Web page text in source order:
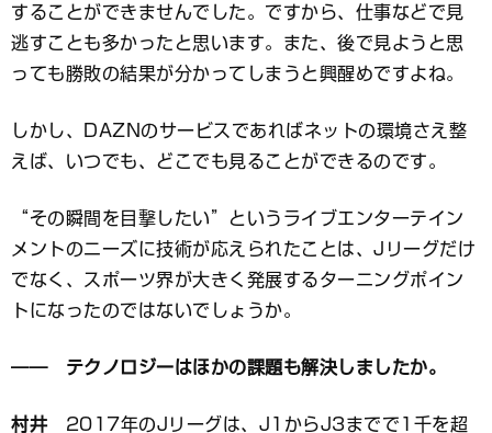
することができませんでした。ですから、仕事などで見
逃すことも多かったと思います。また、後で見ようと思
っても勝敗の結果が分かってしまうと興醒めですよね。
しかし、DAZNのサービスであればネットの環境さえ整
えば、いつでも、どこでも見ることができるのです。
“その瞬間を目撃したい”というライブエンターテイン
メントのニーズに技術が応えられたことは、Jリーグだけ
でなく、スポーツ界が大きく発展するターニングポイン
トになったのではないでしょうか。
―― テクノロジーはほかの課題も解決しましたか。
村井2017年のJリーグは、J1からJ3までで1千を超